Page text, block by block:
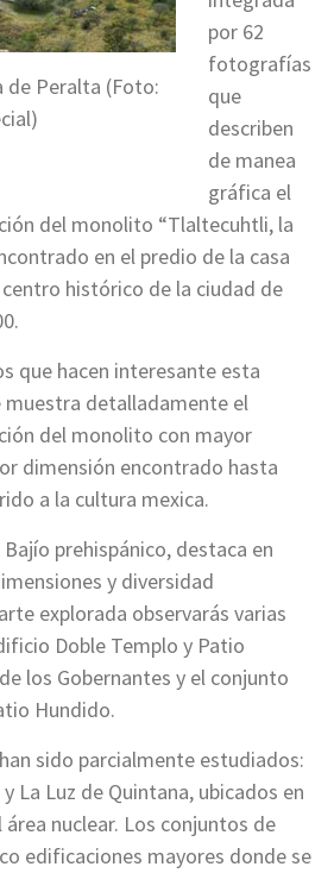
de Peralta (Foto:
por 62
fotografías
que
describen
de manea
gráfica el
del monolito “Tlaltecuhtli, la
en el predio de la casa
centro histórico de la ciudad de
que hacen interesante esta
muestra detalladamente el
del monolito con mayor
dimensión encontrado hasta
a la cultura mexica.
prehispánico, destaca en
y diversidad
explorada observarás varias
Doble Templo y Patio
los Gobernantes y el conjunto
Hundido.
sido parcialmente estudiados:
La Luz de Quintana, ubicados en
nuclear. Los conjuntos de
edificaciones mayores donde se